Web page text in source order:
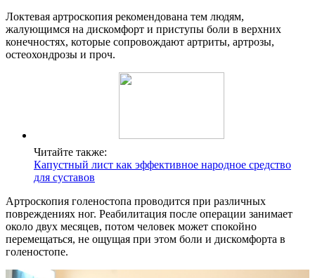
Локтевая артроскопия рекомендована тем людям,
жалующимся на дискомфорт и приступы боли в верхних
конечностях, которые сопровождают артриты, артрозы,
остеохондрозы и проч.
Читайте также:
Капустный лист как эффективное народное средство
для суставов
Артроскопия голеностопа проводится при различных
повреждениях ног. Реабилитация после операции занимает
около двух месяцев, потом человек может спокойно
перемещаться, не ощущая при этом боли и дискомфорта в
голеностопе.